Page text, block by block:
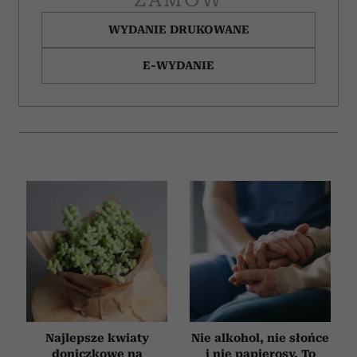
WYDANIE DRUKOWANE
E-WYDANIE
Najlepsze kwiaty
doniczkowe na
Nie alkohol, nie słońce
i nie papierosy. To